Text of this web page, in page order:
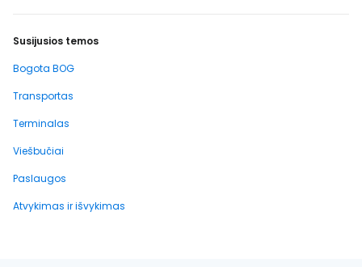
Susijusios temos
Bogota BOG
Transportas
Terminalas
Viešbučiai
Paslaugos
Atvykimas ir išvykimas